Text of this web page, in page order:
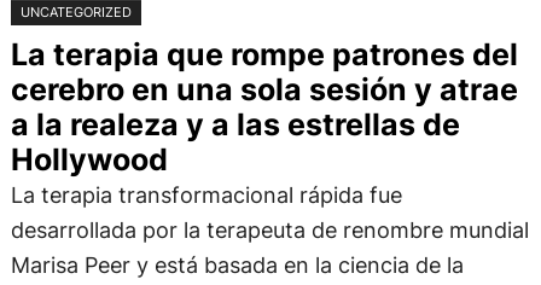
UNCATEGORIZED
La terapia que rompe patrones del
cerebro en una sola sesión y atrae
a la realeza y a las estrellas de
Hollywood
La terapia transformacional rápida fue
desarrollada por la terapeuta de renombre mundial
Marisa Peer y está basada en la ciencia de la